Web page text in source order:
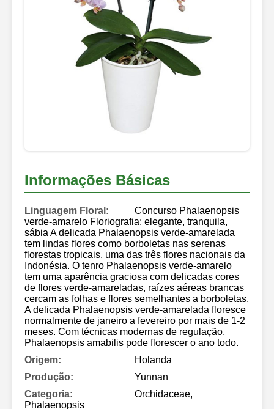
Informações Básicas
Linguagem Floral:
Concurso Phalaenopsis
verde-amarelo Floriografia: elegante, tranquila,
sábia A delicada Phalaenopsis verde-amarelada
tem lindas flores como borboletas nas serenas
florestas tropicais, uma das três flores nacionais da
Indonésia. O tenro Phalaenopsis verde-amarelo
tem uma aparência graciosa com delicadas cores
de flores verde-amareladas, raízes aéreas brancas
cercam as folhas e flores semelhantes a borboletas.
A delicada Phalaenopsis verde-amarelada floresce
normalmente de janeiro a fevereiro por mais de 1-2
meses. Com técnicas modernas de regulação,
Phalaenopsis amabilis pode florescer o ano todo.
Origem:
Holanda
Produção:
Yunnan
Categoria:
Orchidaceae,
Phalaenopsis